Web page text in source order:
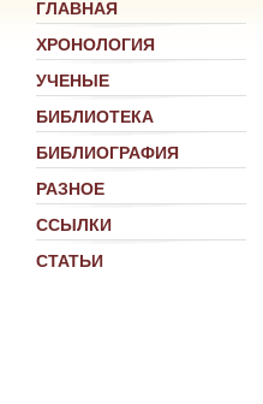
ГЛАВНАЯ
ХРОНОЛОГИЯ
УЧЕНЫЕ
БИБЛИОТЕКА
БИБЛИОГРАФИЯ
РАЗНОЕ
ССЫЛКИ
СТАТЬИ